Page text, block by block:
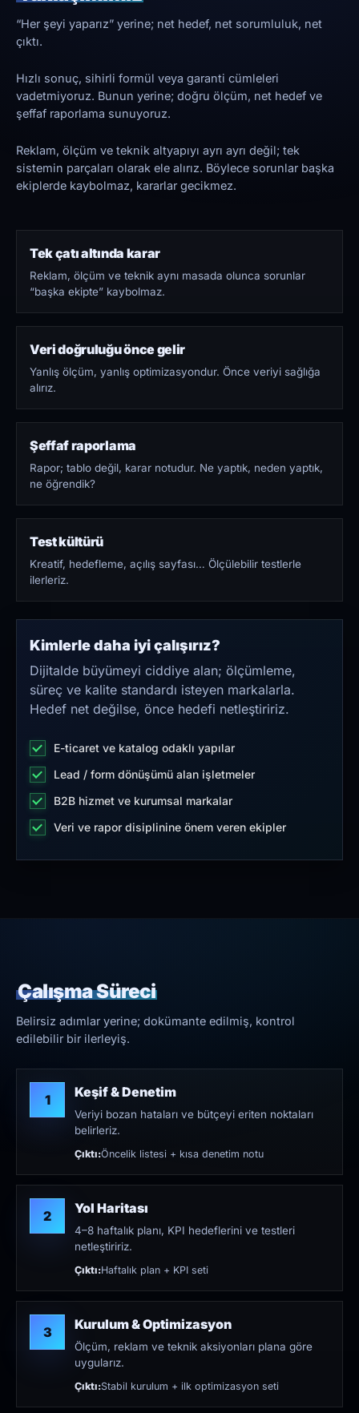
“Her şeyi yaparız” yerine; net hedef, net sorumluluk, net
çıktı.
Hızlı sonuç, sihirli formül veya garanti cümleleri
vadetmiyoruz. Bunun yerine; doğru ölçüm, net hedef ve
şeffaf raporlama sunuyoruz.
Reklam, ölçüm ve teknik altyapıyı ayrı ayrı değil; tek
sistemin parçaları olarak ele alırız. Böylece sorunlar başka
ekiplerde kaybolmaz, kararlar gecikmez.
Tek çatı altında karar
Reklam, ölçüm ve teknik aynı masada olunca sorunlar
“başka ekipte” kaybolmaz.
Veri doğruluğu önce gelir
Yanlış ölçüm, yanlış optimizasyondur. Önce veriyi sağlığa
alırız.
Şeffaf raporlama
Rapor; tablo değil, karar notudur. Ne yaptık, neden yaptık,
ne öğrendik?
Test kültürü
Kreatif, hedefleme, açılış sayfası… Ölçülebilir testlerle
ilerleriz.
Kimlerle daha iyi çalışırız?
Dijitalde büyümeyi ciddiye alan; ölçümleme,
süreç ve kalite standardı isteyen markalarla.
Hedef net değilse, önce hedefi netleştiririz.
E-ticaret ve katalog odaklı yapılar
Lead / form dönüşümü alan işletmeler
B2B hizmet ve kurumsal markalar
Veri ve rapor disiplinine önem veren ekipler
Çalışma Süreci
Belirsiz adımlar yerine; dokümante edilmiş, kontrol
edilebilir bir ilerleyiş.
1 Keşif & Denetim
Veriyi bozan hataları ve bütçeyi eriten noktaları
belirleriz.
Çıktı:Öncelik listesi + kısa denetim notu
2 Yol Haritası
4–8 haftalık planı, KPI hedeflerini ve testleri
netleştiririz.
Çıktı:Haftalık plan + KPI seti
3 Kurulum & Optimizasyon
Ölçüm, reklam ve teknik aksiyonları plana göre
uygularız.
Çıktı:Stabil kurulum + ilk optimizasyon seti